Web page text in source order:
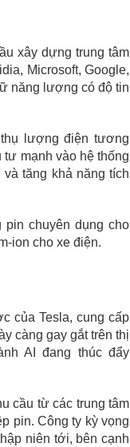
xây dựng trung tâm
Microsoft, Google,
năng lượng có độ tin
lượng điện tương
mạnh vào hệ thống
tăng khả năng tích
pin chuyên dụng cho
ion cho xe điện.
của Tesla, cung cấp
càng gay gắt trên thị
AI đang thúc đẩy
cầu từ các trung tâm
pin. Công ty kỳ vọng
niên tới, bên cạnh